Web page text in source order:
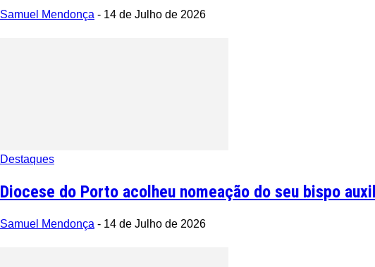
Samuel Mendonça - 14 de Julho de 2026
Destaques
Diocese do Porto acolheu nomeação do seu bispo
Samuel Mendonça - 14 de Julho de 2026